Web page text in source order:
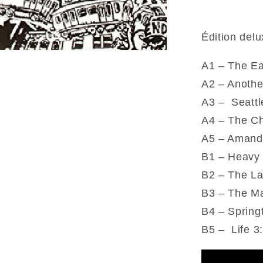
I
Acid
Went
Insane
And
Other
(Vinyle)
Édition
A1 – The
A2 –
A3 –
A4 – The
A5 –
B1 –
B2 – The
B3 – The
B4 –
B5 – Life